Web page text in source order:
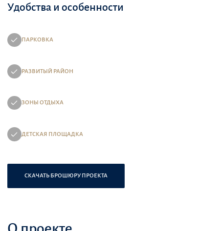
Удобства и особенности
ПАРКОВКА
РАЗВИТЫЙ РАЙОН
ЗОНЫ ОТДЫХА
ДЕТСКАЯ ПЛОЩАДКА
СКАЧАТЬ БРОШЮРУ ПРОЕКТА